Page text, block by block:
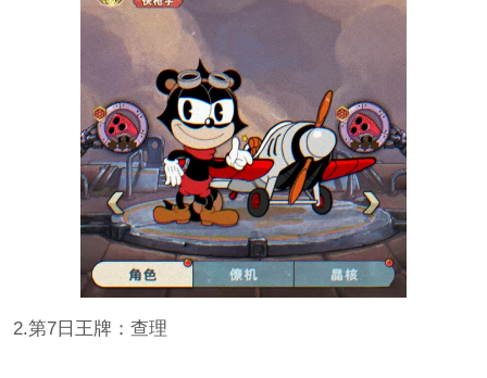
2.第7日王牌：查理